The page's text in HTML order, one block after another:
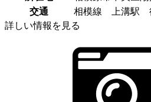
交通
相模線 上溝駅
詳しい情報を見る